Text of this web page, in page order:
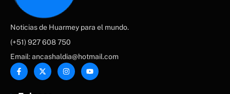
Noticias de Huarmey para el mundo.
(+51) 927 608 750
Email: ancashaldia@hotmail.com